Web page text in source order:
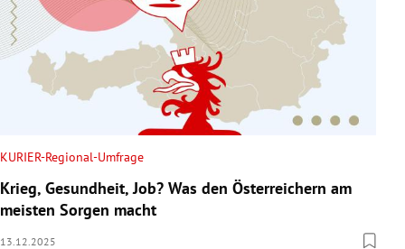
KURIER-Regional-Umfrage
Krieg, Gesundheit, Job? Was den Österreichern am
meisten Sorgen macht
13.12.2025